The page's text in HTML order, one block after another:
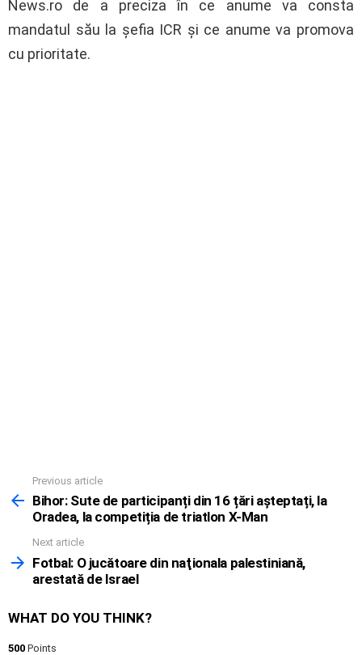
News.ro de a preciza în ce anume va consta
mandatul său la şefia ICR şi ce anume va promova
cu prioritate.
more
Previous article
Bihor: Sute de participanți din 16 țări așteptați, la
Oradea, la competiția de triatlon X-Man
Next article
Fotbal: O jucătoare din naţionala palestiniană,
arestată de Israel
WHAT DO YOU THINK?
500 Points